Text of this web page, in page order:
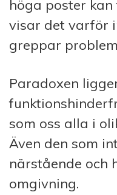
höga poster
visar det varför
greppar
Paradoxen
som oss alla i
Även den som
närstående och
omgivning.